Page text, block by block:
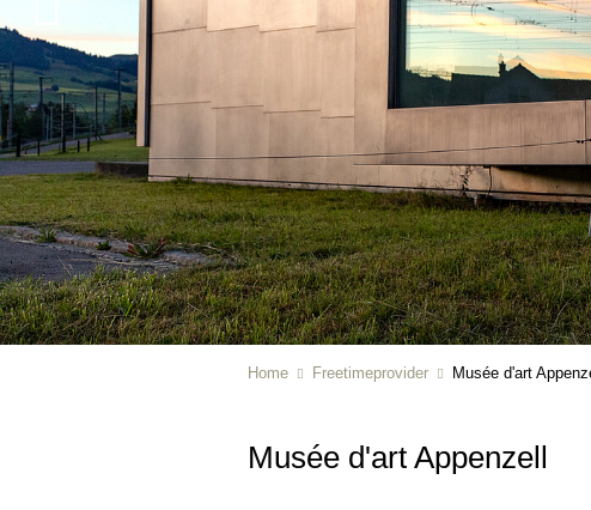
Home Freetimeprovider Musée d'art
Musée d'art Appenzell